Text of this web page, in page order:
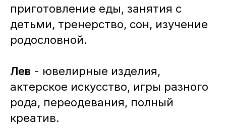
приготовление еды, занятия с
детьми, тренерство, сон, изучение
родословной.
Лев - ювелирные изделия,
актерское искусство, игры разного
рода, переодевания, полный
креатив.